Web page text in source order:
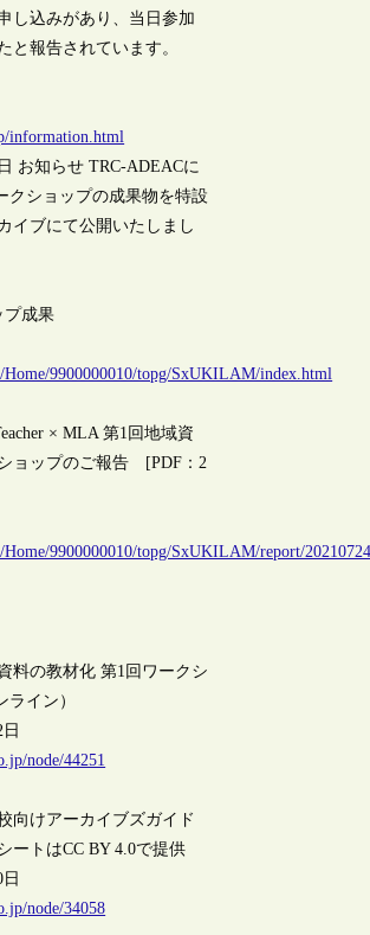
し込みがあり、当日参加
と報告されています。
information.html
お知らせ TRC-ADEACに
クショップの成果物を特設
イブにて公開いたしまし
プ成果
Home/9900000010/topg/SxUKILAM/index.html
× MLA 第1回地域資
ョップのご報告 [PDF：2
9900000010/topg/SxUKILAM/report/
料の教材化 第1回ワークシ
ライン）
日
node/44251
向けアーカイブズガイド
ートはCC BY 4.0で提供
node/34058